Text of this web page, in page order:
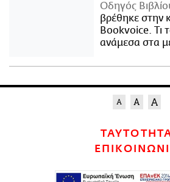
Οδηγός
βρέθηκε στην
Bookvoice. Τι
ανάμεσα στα